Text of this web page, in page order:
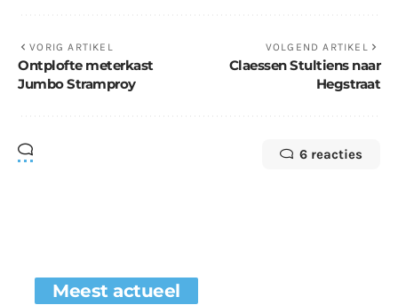
VORIG ARTIKEL
Ontplofte meterkast
Jumbo Stramproy
VOLGEND ARTIKEL
Claessen Stultiens naar
Hegstraat
6 reacties
Meest actueel